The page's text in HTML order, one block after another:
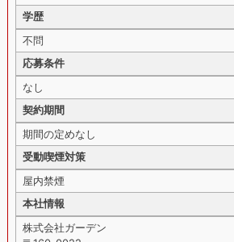
学歴
不問
応募条件
なし
契約期間
期間の定めなし
受動喫煙対策
屋内禁煙
本社情報
株式会社ガーデン